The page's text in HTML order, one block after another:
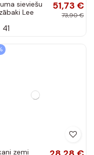
sieviešu
Lee
51,73 €
73,90 €
41
zemi